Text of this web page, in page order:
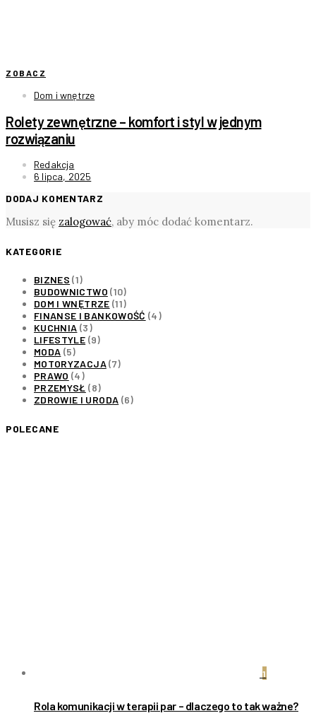
ZOBACZ
Dom i wnętrze
Rolety zewnętrzne – komfort i styl w jednym
rozwiązaniu
Redakcja
6 lipca, 2025
DODAJ KOMENTARZ
Musisz się zalogować, aby móc dodać komentarz.
KATEGORIE
BIZNES (1)
BUDOWNICTWO (10)
DOM I WNĘTRZE (11)
FINANSE I BANKOWOŚĆ (4)
KUCHNIA (3)
LIFESTYLE (9)
MODA (5)
MOTORYZACJA(7)
PRAWO (4)
PRZEMYSŁ (8)
ZDROWIE I URODA (6)
POLECANE
1
Rola komunikacji w terapii par – dlaczego to tak ważne?